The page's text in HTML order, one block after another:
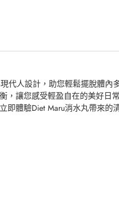
代人設計，助您輕鬆擺脫體內
，讓您感受輕盈自在的美好日
即體驗Diet Maru消水丸帶來的